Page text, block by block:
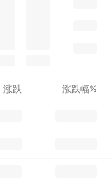
涨跌 涨跌幅%